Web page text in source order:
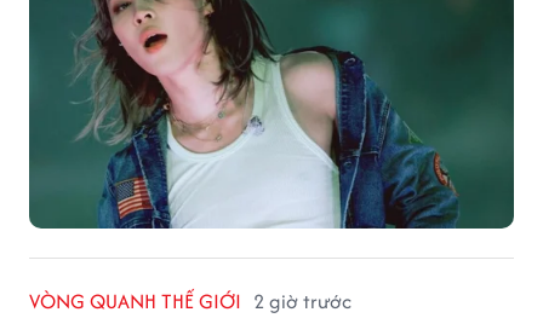
VÒNG QUANH THẾ GIỚI 2 giờ trước